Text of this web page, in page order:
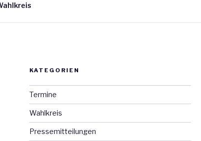
KATEGORIEN
Termine
Wahlkreis
Pressemitteilungen